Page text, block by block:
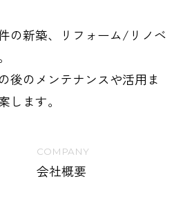
の新築、リフォーム/リノベ
後のメンテナンスや活用ま
します。
COMPANY
会社概要